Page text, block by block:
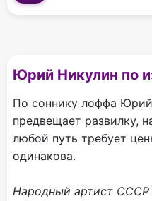
Юрий Никулин по
По соннику лоффа
предвещает развилку,
любой путь требует
одинакова.
Народный артист СССР